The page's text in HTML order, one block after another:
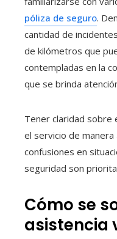
póliza de seguro.
cantidad de
de kilómetros que
contempladas en la
que se brinda
Tener claridad sobre
el servicio de
confusiones en
seguridad son
Cómo se
asistencia